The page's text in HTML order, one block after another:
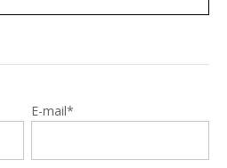
E-mail*